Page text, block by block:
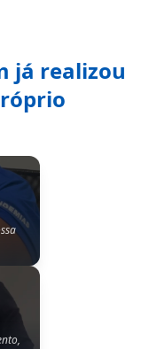
já realizou